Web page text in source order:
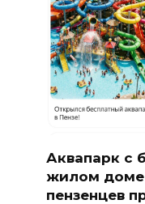
Аквапарк с
жилом доме
пензенцев